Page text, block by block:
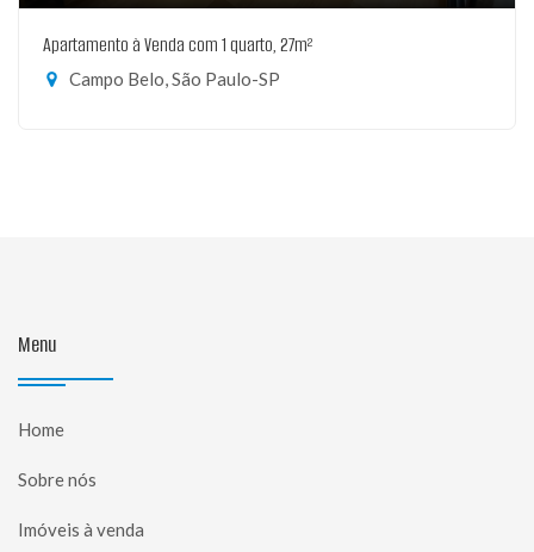
Apartamento à Venda com 1 quarto, 27m²
Campo Belo, São Paulo-SP
Menu
Home
Sobre nós
Imóveis à venda